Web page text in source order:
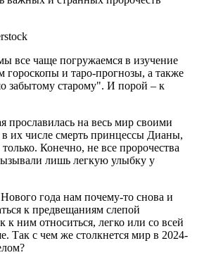
все чаще погружаемся в изучение
гороскопы и таро-прогнозы, а также
забытому старому". И порой – к
прославилась на весь мир своими
их числе смерть принцессы Дианы,
Конечно, не все пророчества
лишь легкую улыбку у
года нам почему-то снова и
к предвещаниям слепой
к ним относиться, легко или со всей
Так с чем же столкнется мир в 2024-